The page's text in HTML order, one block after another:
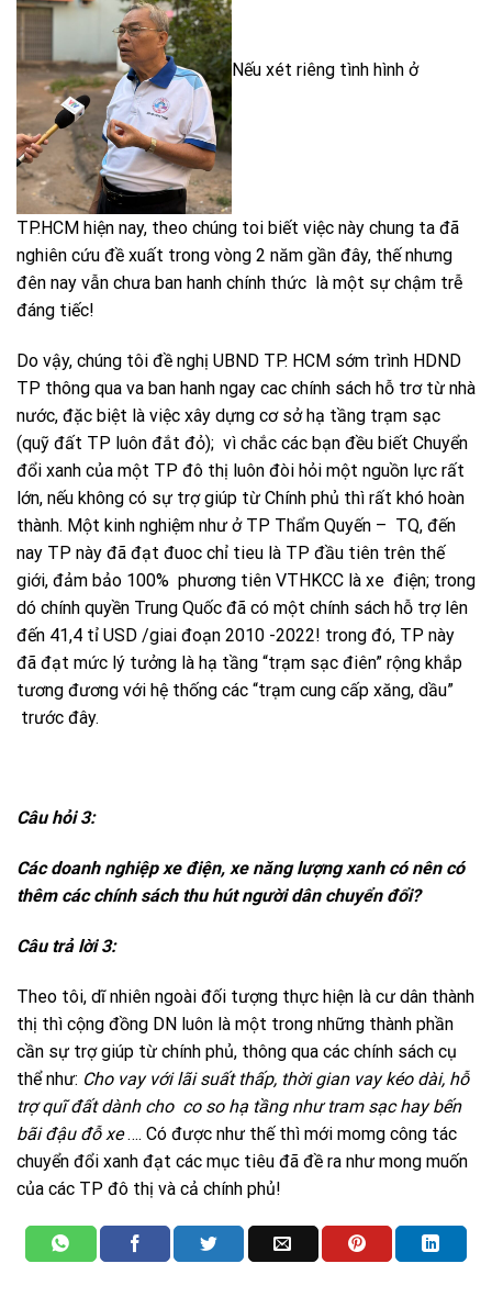
Nếu xét riêng tình hình ở
TP.HCM hiện nay, theo chúng toi biết việc này chung ta đã
nghiên cứu đề xuất trong vòng 2 năm gần đây, thế nhưng
đên nay vẫn chưa ban hanh chính thức là một sự chậm trễ
đáng tiếc!
Do vậy, chúng tôi đề nghị UBND TP. HCM sớm trình HDND
TP thông qua va ban hanh ngay cac chính sách hỗ trơ từ nhà
nước, đặc biệt là việc xây dựng cơ sở hạ tầng trạm sạc
(quỹ đất TP luôn đắt đỏ); vì chắc các bạn đều biết Chuyển
đổi xanh của một TP đô thị luôn đòi hỏi một nguồn lực rất
lớn, nếu không có sự trợ giúp từ Chính phủ thì rất khó hoàn
thành. Một kinh nghiệm như ở TP Thẩm Quyến – TQ, đến
nay TP này đã đạt đuoc chỉ tieu là TP đầu tiên trên thế
giới, đảm bảo 100% phương tiên VTHKCC là xe điện; trong
dó chính quyền Trung Quốc đã có một chính sách hỗ trợ lên
đến 41,4 tỉ USD /giai đoạn 2010 -2022! trong đó, TP này
đã đạt mức lý tưởng là hạ tầng “trạm sạc điên” rộng khắp
tương đương với hệ thống các “trạm cung cấp xăng, dầu”
trước đây.
Câu hỏi 3:
Các doanh nghiệp xe điện, xe năng lượng xanh có nên có
thêm các chính sách thu hút người dân chuyển đổi?
Câu trả lời 3:
Theo tôi, dĩ nhiên ngoài đối tượng thực hiện là cư dân thành
thị thì cộng đồng DN luôn là một trong những thành phần
cần sự trợ giúp từ chính phủ, thông qua các chính sách cụ
thể như: Cho vay với lãi suất thấp, thời gian vay kéo dài, hỗ
trợ quĩ đất dành cho co so hạ tầng như tram sạc hay bến
bãi đậu đỗ xe…. Có được như thế thì mới momg công tác
chuyển đổi xanh đạt các mục tiêu đã đề ra như mong muốn
của các TP đô thị và cả chính phủ!